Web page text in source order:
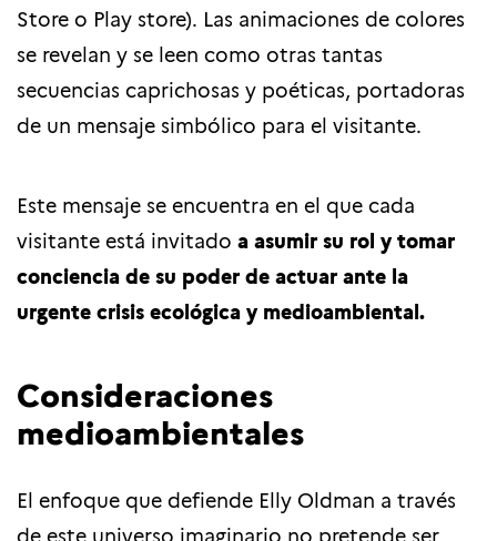
Store o Play store). Las animaciones de colores
se revelan y se leen como otras tantas
secuencias caprichosas y poéticas, portadoras
de un mensaje simbólico para el visitante.
Este mensaje se encuentra en el que cada
visitante está invitado a asumir su rol y tomar
conciencia de su poder de actuar ante la
urgente crisis ecológica y medioambiental.
Consideraciones
medioambientales
El enfoque que defiende Elly Oldman a través
de este universo imaginario no pretende ser